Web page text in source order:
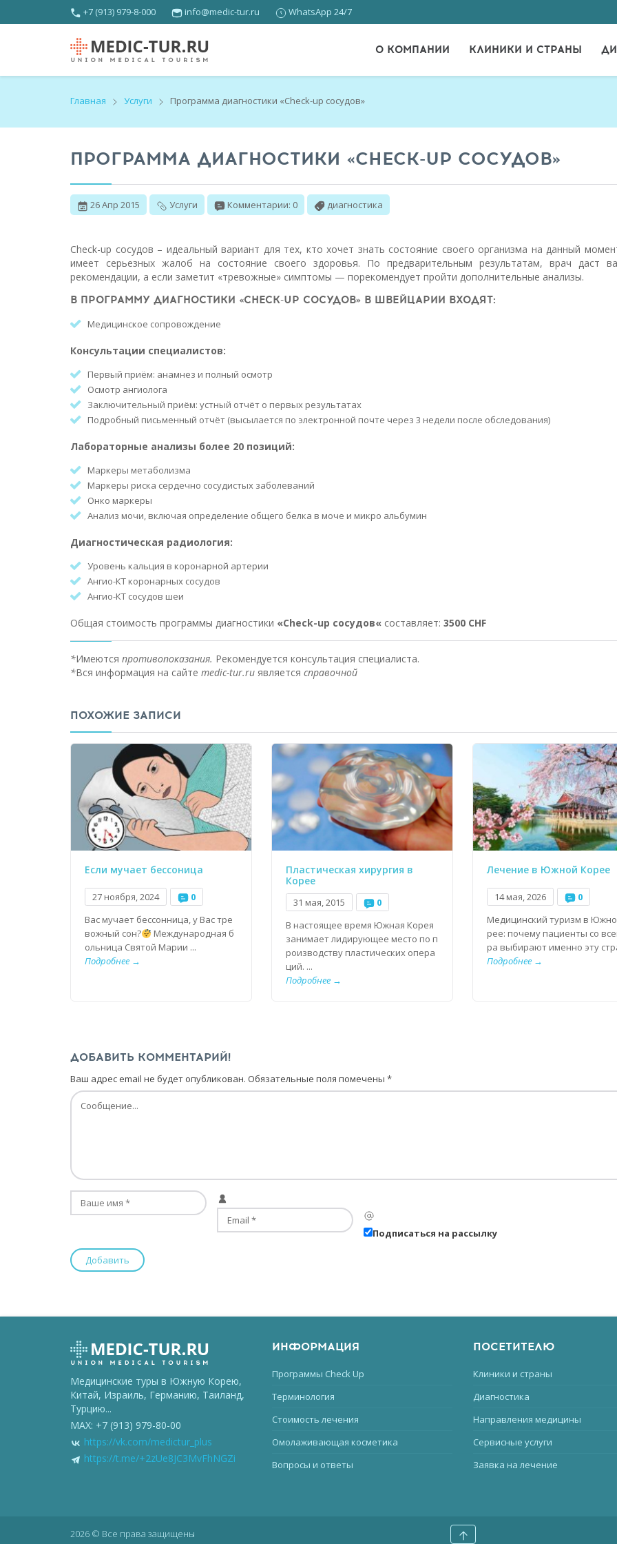
+7 (913) 979-8-000 info@medic-tur.ru WhatsApp 24/7
О КОМПАНИИ КЛИНИКИ И СТРАНЫ
Главная Услуги Программа диагностики «Check-up сосудов»
ПРОГРАММА ДИАГНОСТИКИ «CHECK-UP СОСУДОВ»
26 Апр 2015 Услуги Комментарии: 0 диагностика
Check-up сосудов – идеальный вариант для тех, кто хочет знать состояние своего организма на данный
имеет серьезных жалоб на состояние своего здоровья. По предварительным результатам, врач даст
рекомендации, а если заметит «тревожные» симптомы — порекомендует пройти дополнительные анализы.
В ПРОГРАММУ ДИАГНОСТИКИ «CHECK-UP СОСУДОВ» В ШВЕЙЦАРИИ ВХОДЯТ:
Медицинское сопровождение
Консультации специалистов:
Первый приём: анамнез и полный осмотр
Осмотр ангиолога
Заключительный приём: устный отчёт о первых результатах
Подробный письменный отчёт (высылается по электронной почте через 3 недели после обследования)
Лабораторные анализы более 20 позиций:
Маркеры метаболизма
Маркеры риска сердечно сосудистых заболеваний
Онко маркеры
Анализ мочи, включая определение общего белка в моче и микро альбумин
Диагностическая радиология:
Уровень кальция в коронарной артерии
Ангио-КТ коронарных сосудов
Ангио-КТ сосудов шеи
Общая стоимость программы диагностики «Check-up сосудов« составляет: 3500 CHF
*Имеются противопоказания. Рекомендуется консультация специалиста.
*Вся информация на сайте medic-tur.ru является справочной
ПОХОЖИЕ ЗАПИСИ
Если мучает бессоница
27 ноября, 2024
0
Вас мучает бессонница, у Вас тре
вожный сон?
Международная б
ольница Святой Марии ...
Подробнее →
Пластическая хирургия в
Корее
31 мая, 2015
0
В настоящее время Южная Корея
занимает лидирующее место по п
роизводству пластических опера
ций. ...
Подробнее →
Лечение в Южной Корее
14 мая, 2026
0
Медицинский туризм в
рее: почему пациенты со
ра выбирают именно эту
Подробнее →
ДОБАВИТЬ КОММЕНТАРИЙ!
Ваш адрес email не будет опубликован. Обязательные поля помечены *
Подписаться на рассылку
Медицинские туры в Южную Корею,
Китай, Израиль, Германию, Таиланд,
Турцию...
MAX: +7 (913) 979-80-00
https://vk.com/medictur_plus
https://t.me/+2zUe8JC3MvFhNGZi
ИНФОРМАЦИЯ
Программы Check Up
Терминология
Стоимость лечения
Омолаживающая косметика
Вопросы и ответы
ПОСЕТИТЕЛЮ
Клиники и страны
Диагностика
Направления медицины
Сервисные услуги
Заявка на лечение
2026 © Все права защищены